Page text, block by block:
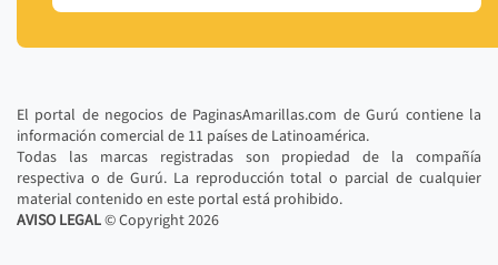
El portal de negocios de PaginasAmarillas.com de Gurú contiene la
información comercial de 11 países de Latinoamérica.
Todas las marcas registradas son propiedad de la compañía
respectiva o de Gurú. La reproducción total o parcial de cualquier
material contenido en este portal está prohibido.
AVISO LEGAL© Copyright2026